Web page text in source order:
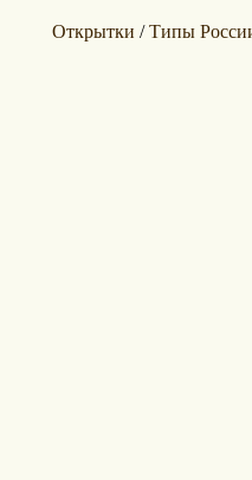
Открытки /Типы